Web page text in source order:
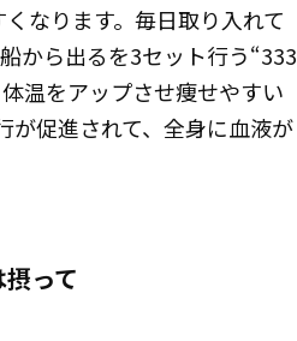
なります。毎日取り入れて
から出るを3セット行う“333
温をアップさせ痩せやすい
が促進されて、全身に血液が
って